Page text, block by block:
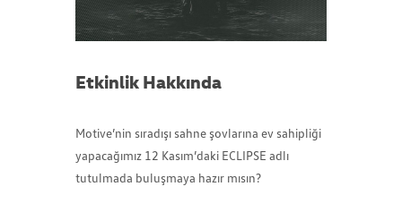
Etkinlik Hakkında
Motive’nin sıradışı sahne şovlarına ev sahipliği
yapacağımız 12 Kasım’daki ECLIPSE adlı
tutulmada buluşmaya hazır mısın?